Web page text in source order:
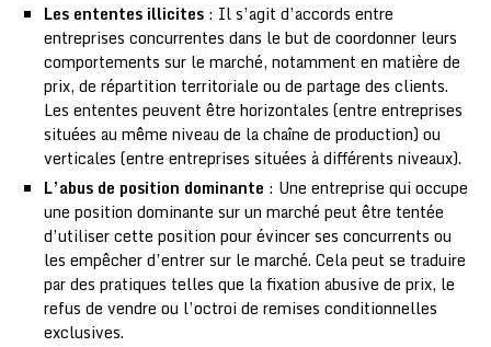
Les ententes illicites : Il s’agit d’accords entre
entreprises concurrentes dans le but de coordonner leurs
comportements sur le marché, notamment en matière de
prix, de répartition territoriale ou de partage des clients.
Les ententes peuvent être horizontales (entre entreprises
situées au même niveau de la chaîne de production) ou
verticales (entre entreprises situées à différents niveaux).
L’abus de position dominante : Une entreprise qui occupe
une position dominante sur un marché peut être tentée
d’utiliser cette position pour évincer ses concurrents ou
les empêcher d’entrer sur le marché. Cela peut se traduire
par des pratiques telles que la fixation abusive de prix, le
refus de vendre ou l’octroi de remises conditionnelles
exclusives.